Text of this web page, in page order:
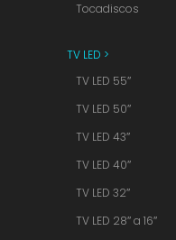
Tocadiscos
TV LED >
TV LED 55″
TV LED 50″
TV LED 43″
TV LED 40″
TV LED 32″
TV LED 28″ a 16″